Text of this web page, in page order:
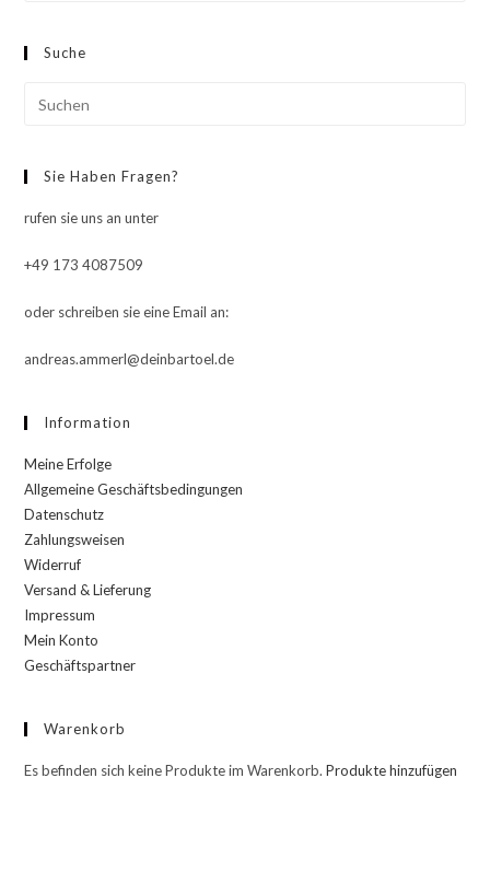
Suche
Sie Haben Fragen?
rufen sie uns an unter
+49 173 4087509
oder schreiben sie eine Email an:
andreas.ammerl@deinbartoel.de
Information
Meine Erfolge
Allgemeine Geschäftsbedingungen
Datenschutz
Zahlungsweisen
Widerruf
Versand & Lieferung
Impressum
Mein Konto
Geschäftspartner
Warenkorb
Es befinden sich keine Produkte im Warenkorb.Produkte hinzufügen